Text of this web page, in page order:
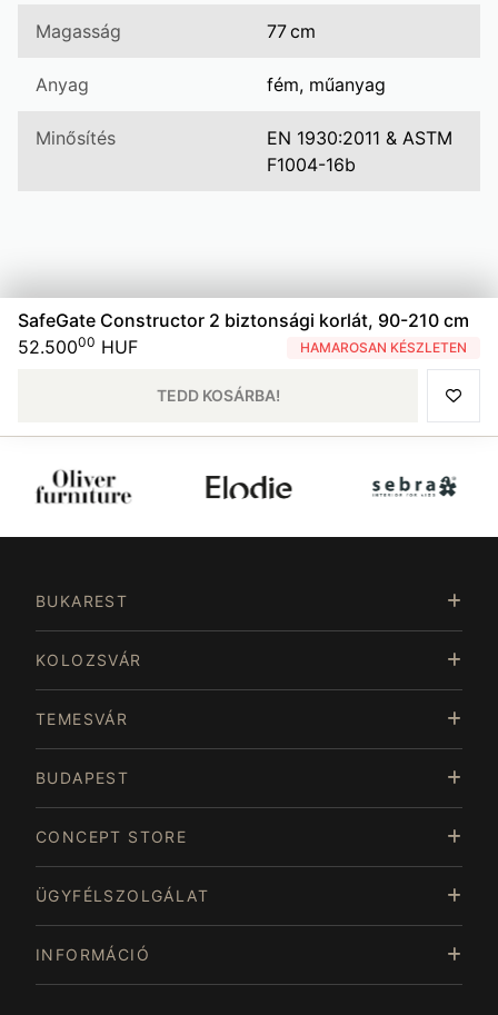
Magasság 77 cm
Anyag fém, műanyag
Minősítés
EN 1930:2011 & ASTM
F1004-16b
SafeGate Constructor 2 biztonsági korlát, 90-210 cm
52.50000 HUF HAMAROSAN KÉSZLETEN
TEDD KOSÁRBA!
Item
BUKAREST
KOLOZSVÁR
TEMESVÁR
BUDAPEST
CONCEPT STORE
ÜGYFÉLSZOLGÁLAT
INFORMÁCIÓ